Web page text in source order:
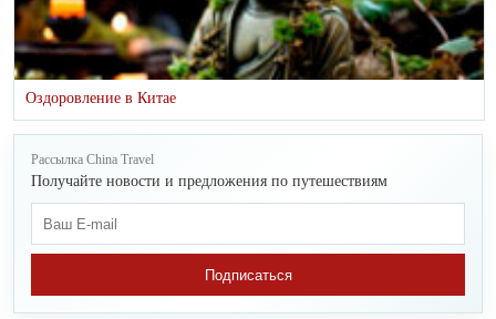
Оздоровление в Китае
Рассылка China Travel
Получайте новости и предложения по путешествиям
Подписаться